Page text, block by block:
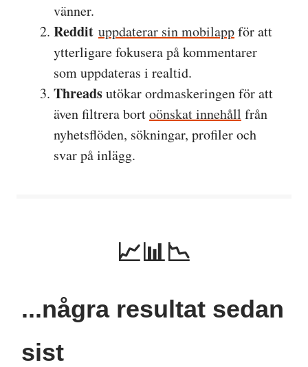
vänner.
Reddit uppdaterar sin mobilappför att
ytterligare fokusera på kommentarer
som uppdateras i realtid.
Threadsutökar ordmaskeringen för att
även filtrera bortoönskat innehåll från
nyhetsflöden, sökningar, profiler och
svar på inlägg.
📈📊📉
...några resultat sedan
sist